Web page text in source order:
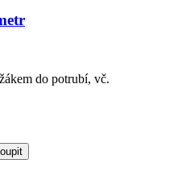
do potrubí, vč.